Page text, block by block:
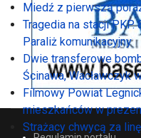
Miedź z pierwszą
Tragedia na stacji PKP.
Paraliż komunikacyjny
Dwie transferowe
Ścinawa, Wacławczyk
Filmowy Powiat
mieszkańców w
Strażacy chwycą za